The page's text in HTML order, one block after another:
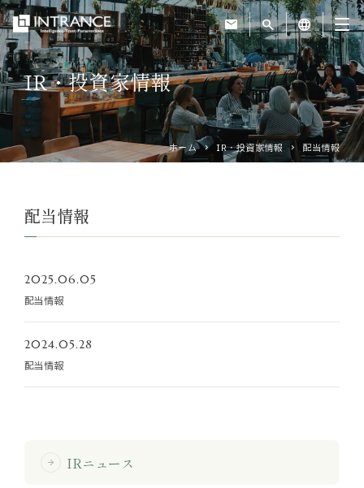
mail search language
トップ
企業情報
運営ホテル
IR・投資家情報
採用情報
IR・投資家情報
ホーム IR・投資家情報 配当情報
配当情報
2025.06.05
配当情報
2024.05.28
配当情報
arrow_forward IRニュース